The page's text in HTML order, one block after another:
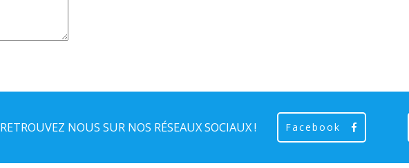
RETROUVEZ NOUS SUR NOS RÉSEAUX SOCIAUX ! Facebook